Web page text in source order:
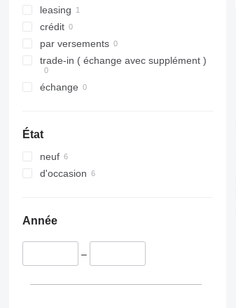
321
322
323
324
326
340
345
365
374
8030
8035
CT
JS
NXT
Vibromax
leasing
crédit
par versements
trade-in ( échange avec supplément )
échange
État
neuf
d'occasion
Année
–